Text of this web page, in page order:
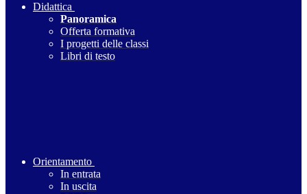
Didattica
Panoramica
Offerta formativa
I progetti delle classi
Libri di testo
Orientamento
In entrata
In uscita